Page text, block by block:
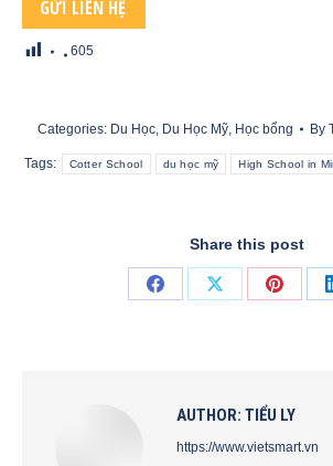
605
Categories: Du Học, Du Học Mỹ, Học bổng By
Tags: Cotter School du học mỹ High School in
Share this post
Share
Share
Share
AUTHOR: TIỂU LY
https://www.vietsmart.vn